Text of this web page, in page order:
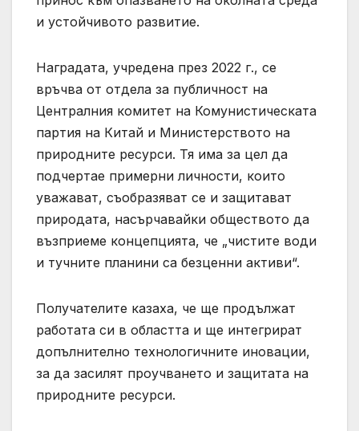
и устойчивото развитие.
Наградата, учредена през 2022 г., се
връчва от отдела за публичност на
Централния комитет на Комунистическата
партия на Китай и Министерството на
природните ресурси. Тя има за цел да
подчертае примерни личности, които
уважават, съобразяват се и защитават
природата, насърчавайки обществото да
възприеме концепцията, че „чистите води
и тучните планини са безценни активи“.
Получателите казаха, че ще продължат
работата си в областта и ще интегрират
допълнително технологичните иновации,
за да засилят проучването и защитата на
природните ресурси.